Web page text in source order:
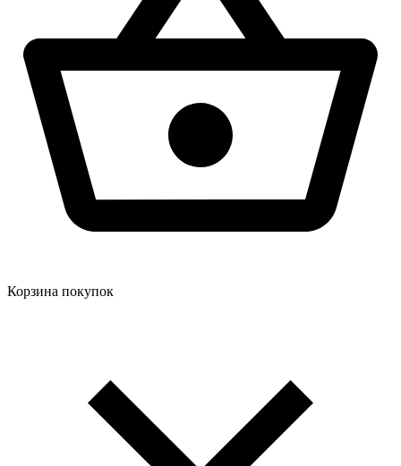
Корзина покупок